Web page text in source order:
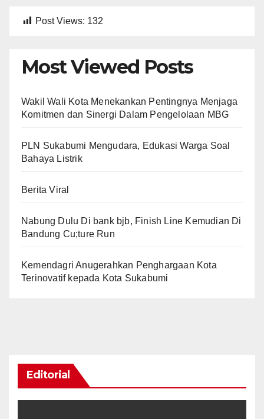
Post Views: 132
Most Viewed Posts
Wakil Wali Kota Menekankan Pentingnya Menjaga
Komitmen dan Sinergi Dalam Pengelolaan MBG
PLN Sukabumi Mengudara, Edukasi Warga Soal
Bahaya Listrik
Berita Viral
Nabung Dulu Di bank bjb, Finish Line Kemudian Di
Bandung Cu;ture Run
Kemendagri Anugerahkan Penghargaan Kota
Terinovatif kepada Kota Sukabumi
Editorial